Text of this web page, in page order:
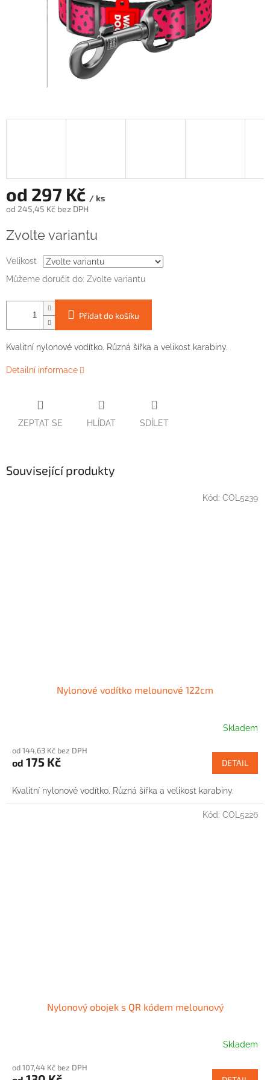
od 297 Kč / ks
od 245,45 Kč bez DPH
cena:
Zvolte variantu
Velikost
Můžeme doručit do: Zvolte variantu
Přidat do košíku
Kvalitní nylonové vodítko. Různá šířka a velikost karabiny.
Detailní informace
ZEPTAT SE HLÍDAT SDÍLET
Související produkty
Nylonové vodítko melounové 122cm
Skladem
od 144,63 Kč bez DPH
od 175 Kč DETAIL
Kvalitní nylonové vodítko. Různá šířka a velikost karabiny.
Kód: COL5239
Nylonový obojek s QR kódem melounový
Skladem
od 107,44 Kč bez DPH
Kód: COL5226